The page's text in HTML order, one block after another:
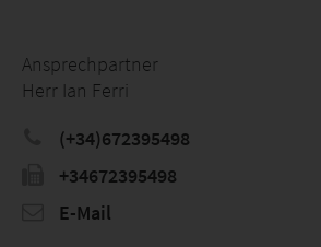
Ansprechpartner
Herr Ian Ferri
(+34)672395498
+34672395498
E-Mail